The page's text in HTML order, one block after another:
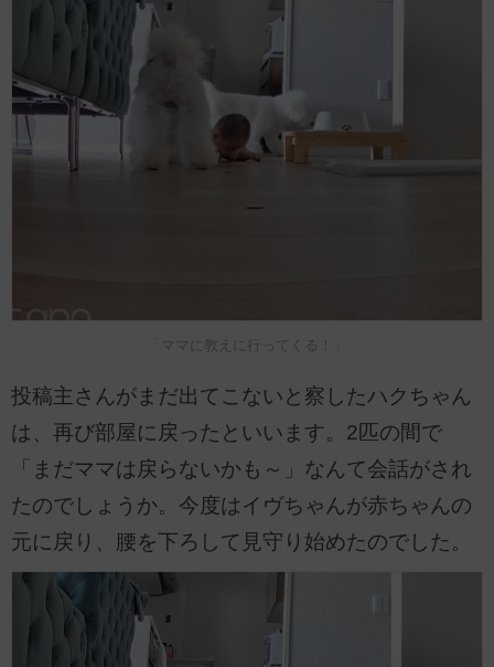
「ママに教えに行ってくる！」
投稿主さんがまだ出てこないと察したハクちゃん
は、再び部屋に戻ったといいます。2匹の間で
「まだママは戻らないかも～」なんて会話がされ
たのでしょうか。今度はイヴちゃんが赤ちゃんの
元に戻り、腰を下ろして見守り始めたのでした。